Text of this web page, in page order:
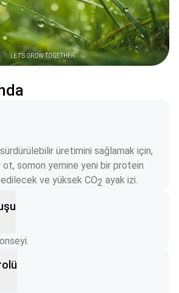
üretimini sağlamak için,
ot, somon yemine yeni bir protein
ve yüksek CO2 ayak izi.